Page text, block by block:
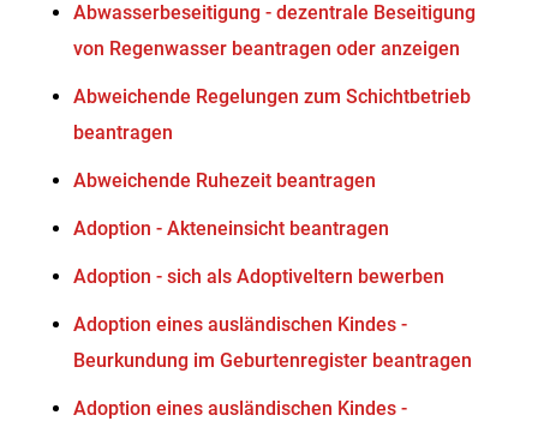
Abwasserbeseitigung - dezentrale Beseitigung
von Regenwasser beantragen oder anzeigen
Abweichende Regelungen zum Schichtbetrieb
beantragen
Abweichende Ruhezeit beantragen
Adoption - Akteneinsicht beantragen
Adoption - sich als Adoptiveltern bewerben
Adoption eines ausländischen Kindes -
Beurkundung im Geburtenregister beantragen
Adoption eines ausländischen Kindes -